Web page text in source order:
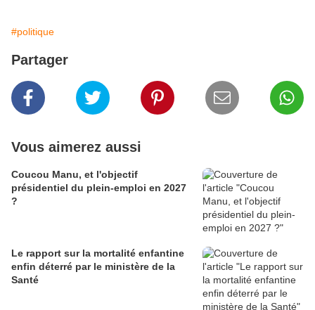
#politique
Partager
Vous aimerez aussi
Coucou Manu, et l'objectif
présidentiel du plein-emploi en 2027
?
Le rapport sur la mortalité enfantine
enfin déterré par le ministère de la
Santé